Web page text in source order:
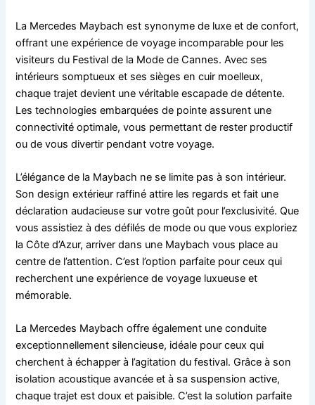
La Mercedes Maybach est synonyme de luxe et de confort,
offrant une expérience de voyage incomparable pour les
visiteurs du Festival de la Mode de Cannes. Avec ses
intérieurs somptueux et ses sièges en cuir moelleux,
chaque trajet devient une véritable escapade de détente.
Les technologies embarquées de pointe assurent une
connectivité optimale, vous permettant de rester productif
ou de vous divertir pendant votre voyage.
L’élégance de la Maybach ne se limite pas à son intérieur.
Son design extérieur raffiné attire les regards et fait une
déclaration audacieuse sur votre goût pour l’exclusivité. Que
vous assistiez à des défilés de mode ou que vous exploriez
la Côte d’Azur, arriver dans une Maybach vous place au
centre de l’attention. C’est l’option parfaite pour ceux qui
recherchent une expérience de voyage luxueuse et
mémorable.
La Mercedes Maybach offre également une conduite
exceptionnellement silencieuse, idéale pour ceux qui
cherchent à échapper à l’agitation du festival. Grâce à son
isolation acoustique avancée et à sa suspension active,
chaque trajet est doux et paisible. C’est la solution parfaite